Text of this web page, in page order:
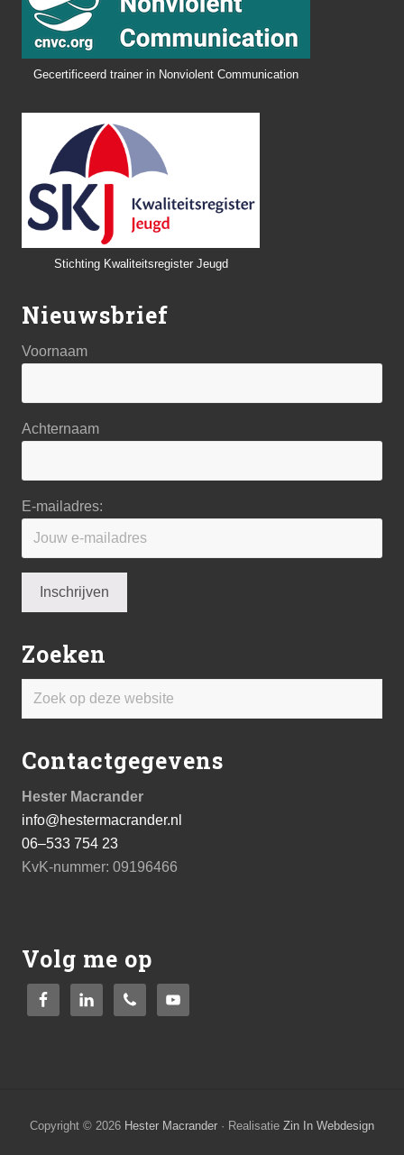
Gecertificeerd trainer in Nonviolent Communication
Stichting Kwaliteitsregister Jeugd
Nieuwsbrief
Voornaam
Achternaam
E-mailadres:
Zoeken
Zoek
website
Contactgegevens
Hester Macrander
info@hestermacrander.nl
06–533 754 23
KvK-nummer: 09196466
Volg me op
Copyright © 2026 Hester Macrander · Realisatie Zin In Webdesign